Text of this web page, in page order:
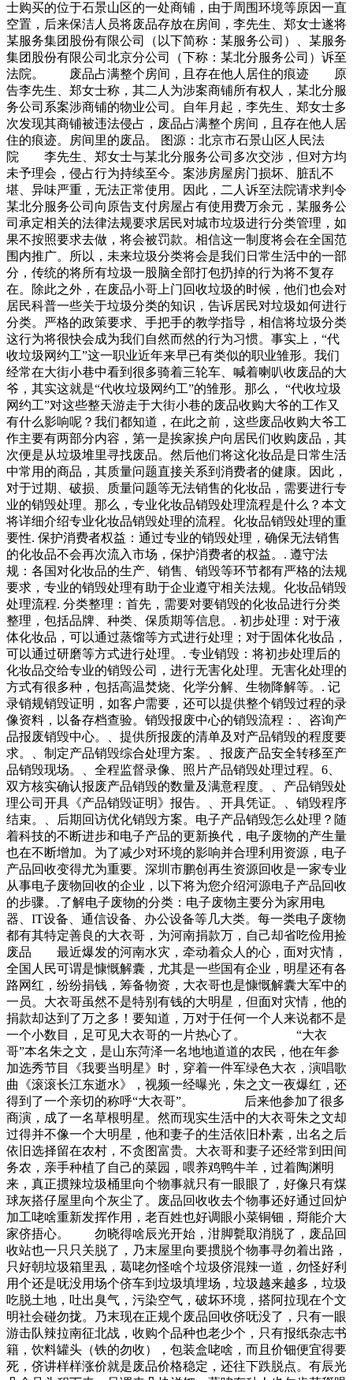
士购买的位于石景山区的一处商铺，由于周围环境等原因一直
空置，后来保洁人员将废品存放在房间，李先生、郑女士遂将
某服务集团股份有限公司（以下简称：某服务公司）、某服务
集团股份有限公司北京分公司（下称：某北分服务公司）诉至
法院。 废品占满整个房间，且存在他人居住的痕迹 原
告李先生、郑女士称，其二人为涉案商铺所有权人，某北分服
务公司系案涉商铺的物业公司。自年月起，李先生、郑女士多
次发现其商铺被违法侵占，废品占满整个房间，且存在他人居
住的痕迹。房间里的废品。 图源：北京市石景山区人民法
院 李先生、郑女士与某北分服务公司多次交涉，但对方均
未予理会，侵占行为持续至今。案涉房屋房门损坏、脏乱不
堪、异味严重，无法正常使用。因此，二人诉至法院请求判令
某北分服务公司向原告支付房屋占有使用费万余元，某服务公
司承定相关的法律法规要求居民对城市垃圾进行分类管理，如
果不按照要求去做，将会被罚款。相信这一制度将会在全国范
围内推广。所以，未来垃圾分类将会是我们日常生活中的一部
分，传统的将所有垃圾一股脑全部打包扔掉的行为将不复存
在。除此之外，在废品小哥上门回收垃圾的时候，他们也会对
居民科普一些关于垃圾分类的知识，告诉居民对垃圾如何进行
分类。严格的政策要求、手把手的教学指导，相信将垃圾分类
这行为将很快会成为我们自然而然的行为习惯。事实上，“代
收垃圾网约工”这一职业近年来早已有类似的职业雏形。我们
经常在大街小巷中看到很多骑着三轮车、喊着喇叭收废品的大
爷，其实这就是“代收垃圾网约工”的雏形。那么， “代收垃圾
网约工”对这些整天游走于大街小巷的废品收购大爷的工作又
有什么影响呢？我们都知道，在此之前，这些废品收购大爷工
作主要有两部分内容，第一是挨家挨户向居民们收购废品，其
次便是从垃圾堆里寻找废品。然后他们将这化妆品是日常生活
中常用的商品，其质量问题直接关系到消费者的健康。因此，
对于过期、破损、质量问题等无法销售的化妆品，需要进行专
业的销毁处理。那么，专业化妆品销毁处理流程是什么？本文
将详细介绍专业化妆品销毁处理的流程。化妆品销毁处理的重
要性. 保护消费者权益：通过专业的销毁处理，确保无法销售
的化妆品不会再次流入市场，保护消费者的权益。. 遵守法
规：各国对化妆品的生产、销售、销毁等环节都有严格的法规
要求，专业的销毁处理有助于企业遵守相关法规。化妆品销毁
处理流程. 分类整理：首先，需要对要销毁的化妆品进行分类
整理，包括品牌、种类、保质期等信息。. 初步处理：对于液
体化妆品，可以通过蒸馏等方式进行处理；对于固体化妆品，
可以通过研磨等方式进行处理。. 专业销毁：将初步处理后的
化妆品交给专业的销毁公司，进行无害化处理。无害化处理的
方式有很多种，包括高温焚烧、化学分解、生物降解等。. 记
录销规销毁证明，如客户需要，还可以提供整个销毁过程的录
像资料，以备存档查验。销毁报废中心的销毁流程：、咨询产
品报废销毁中心。、提供所报废的清单及对产品销毁的程度要
求。、制定产品销毁综合处理方案。、报废产品安全转移至产
品销毁现场。、全程监督录像、照片产品销毁处理过程。6、
双方核实确认报废产品销毁的数量及满意程度。、产品销毁处
理公司开具《产品销毁证明》报告。、开具凭证。、销毁程序
结束。、后期回访优化销毁方案。电子产品销毁怎么处理？随
着科技的不断进步和电子产品的更新换代，电子废物的产生量
也在不断增加。为了减少对环境的影响并合理利用资源，电子
产品回收变得尤为重要。深圳市鹏创再生资源回收是一家专业
从事电子废物回收的企业，以下将为您介绍河源电子产品回收
的步骤。.了解电子废物的分类：电子废物主要分为家用电
器、IT设备、通信设备、办公设备等几大类。每一类电子废物
都有其特定善良的大衣哥，为河南捐款万，自己却省吃俭用捡
废品 最近爆发的河南水灾，牵动着众人的心，面对灾情，
全国人民可谓是慷慨解囊，尤其是一些国有企业，明星还有各
路网红，纷纷捐钱，筹备物资，大衣哥也是慷慨解囊大军中的
一员。大衣哥虽然不是特别有钱的大明星，但面对灾情，他的
捐款却达到了万之多！要知道，万对于任何一个人来说都不是
一个小数目，足可见大衣哥的一片热心了。 “大衣
哥”本名朱之文，是山东菏泽一名地地道道的农民，他在年参
加选秀节目《我要当明星》时，穿着一件军绿色大衣，演唱歌
曲《滚滚长江东逝水》，视频一经曝光，朱之文一夜爆红，还
得到了一个亲切的称呼“大衣哥”。 后来他参加了很多
商演，成了一名草根明星。然而现实生活中的大衣哥朱之文却
过得并不像一个大明星，他和妻子的生活依旧朴素，出名之后
依旧选择留在农村，不贪图富贵。大衣哥和妻子还经常到田间
务农，亲手种植了自己的菜园，喂养鸡鸭牛羊，过着陶渊明
来，真正掼辣垃圾桶里向个物事就只有一眼眼了，好像只有煤
球灰搭仔屋里向个灰尘了。废品回收收去个物事还好通过回炉
加工咾啥重新发挥作用，老百姓也好调眼小菜铜钿，搿能介大
家侪捂心。 勿晓得啥辰光开始，泔脚甏取消脱了，废品回
收站也一只只关脱了，乃末屋里向要掼脱个物事寻勿着出路，
只好朝垃圾箱里厾，葛咾勿怪啥个垃圾侪混辣一道，勿怪好利
用个还是呒没用场个侪车到垃圾填埋场，垃圾越来越多，垃圾
吃脱土地，吐出臭气，污染空气，破坏环境，搭阿拉现在个文
明社会碰勿拢。乃末现在正规个废品回收侪呒没了，只有一眼
游击队辣拉南征北战，收购个品种也老少个，只有报纸杂志书
籍，饮料罐头（铁的勿收），包装盒咾啥，而且价钿便宜得要
死，侪讲样样涨价就是废品价格稳定，还往下跌脱点。有辰光